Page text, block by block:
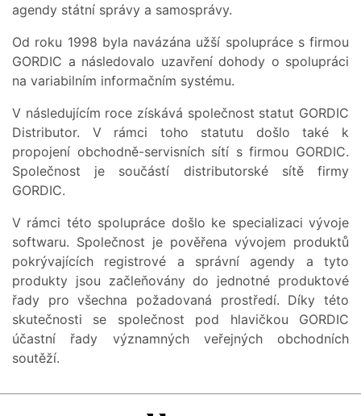
agendy státní správy a samosprávy.
Od roku 1998 byla navázána užší spolupráce s firmou
GORDIC a následovalo uzavření dohody o spolupráci
na variabilním informačním systému.
V následujícím roce získává společnost statut GORDIC
Distributor. V rámci toho statutu došlo také k
propojení obchodně-servisních sítí s firmou GORDIC.
Společnost je součástí distributorské sítě firmy
GORDIC.
V rámci této spolupráce došlo ke specializaci vývoje
softwaru. Společnost je pověřena vývojem produktů
pokrývajících registrové a správní agendy a tyto
produkty jsou začleňovány do jednotné produktové
řady pro všechna požadovaná prostředí. Díky této
skutečnosti se společnost pod hlavičkou GORDIC
účastní řady významných veřejných obchodních
soutěží.